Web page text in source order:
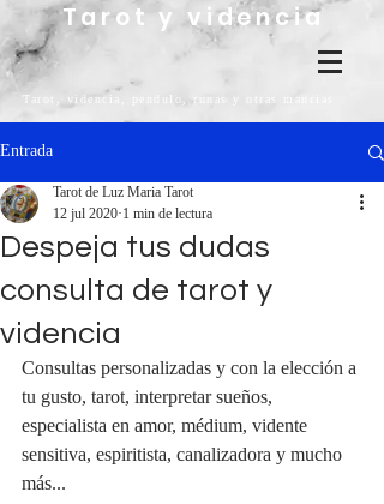
Tarot y videncia
Tarot, videncia, pendulo, runas y otras mancias
Entrada
Despeja tus dudas
consulta de tarot y
videncia
Tarot de Luz Maria Tarot
12 jul 2020 1 min de lectura
Consultas personalizadas y con la elección a
tu gusto, tarot, interpretar sueños,
especialista en amor, médium, vidente
sensitiva, espiritista, canalizadora y mucho
más...